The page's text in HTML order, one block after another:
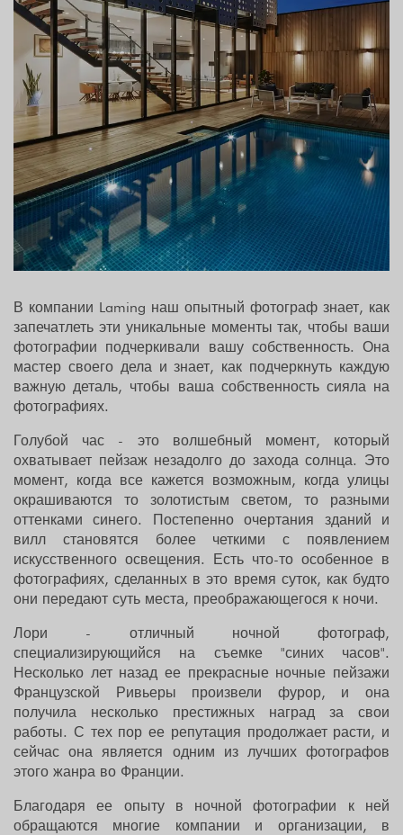
В компании Laming наш опытный фотограф знает, как
запечатлеть эти уникальные моменты так, чтобы ваши
фотографии подчеркивали вашу собственность. Она
мастер своего дела и знает, как подчеркнуть каждую
важную деталь, чтобы ваша собственность сияла на
фотографиях.
Голубой час - это волшебный момент, который
охватывает пейзаж незадолго до захода солнца. Это
момент, когда все кажется возможным, когда улицы
окрашиваются то золотистым светом, то разными
оттенками синего. Постепенно очертания зданий и
вилл становятся более четкими с появлением
искусственного освещения. Есть что-то особенное в
фотографиях, сделанных в это время суток, как будто
они передают суть места, преображающегося к ночи.
Лори - отличный ночной фотограф,
специализирующийся на съемке "синих часов".
Несколько лет назад ее прекрасные ночные пейзажи
Французской Ривьеры произвели фурор, и она
получила несколько престижных наград за свои
работы. С тех пор ее репутация продолжает расти, и
сейчас она является одним из лучших фотографов
этого жанра во Франции.
Благодаря ее опыту в ночной фотографии к ней
обращаются многие компании и организации, в